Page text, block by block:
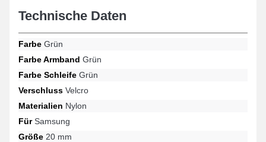
dynamischen Effekt. Mit einem hochwertigen Klettverschluss
Modellen Galaxy Watch 5 (40 mm), Galaxy Watch 7 (40 mm),
Active (40 mm), Galaxy Watch FE und vielen weiteren Modellen
der Marke Samsung. Dank seiner durchdachten Ergonomie fügt
Modelle der Marke Samsung ein und bietet außergewöhnliche
Robustheit mit großer Einfachheit.
Technische Daten
Farbe Grün
Farbe Armband Grün
Farbe Schleife Grün
Verschluss Velcro
Materialien Nylon
FürSamsung
Größe 20 mm